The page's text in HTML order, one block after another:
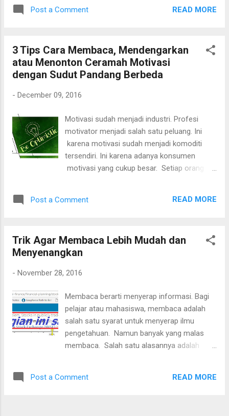
Post a Comment READ MORE
3 Tips Cara Membaca, Mendengarkan
atau Menonton Ceramah Motivasi
dengan Sudut Pandang Berbeda
- December 09, 2016
Motivasi sudah menjadi industri. Profesi
motivator menjadi salah satu peluang. Ini
karena motivasi sudah menjadi komoditi
tersendiri. Ini karena adanya konsumen
motivasi yang cukup besar. Setiap orang
masing. Demikian juga dengan motivasi. Ada
motivasi yang menggerakkan seseorang
adalah motivasi yang muncul dri dalam hati
Post a Comment READ MORE
Trik Agar Membaca Lebih Mudah dan
Menyenangkan
- November 28, 2016
Membaca berarti menyerap informasi. Bagi
pelajar atau mahasiswa, membaca adalah
salah satu syarat untuk menyerap ilmu
pengetahuan. Namun banyak yang malas
membaca. Salah satu alasannya adalah
ada malas yang menyerang. Jika membaca
Post a Comment READ MORE